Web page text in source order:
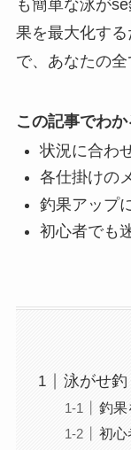
も簡単な泳が
果を最大化す
で、あなたの全
この記事でわか
状況に合わ
各仕掛けの
釣果アップ
初心者でも
泳がせ
釣果
初心